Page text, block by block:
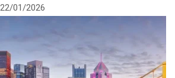
22/01/2026